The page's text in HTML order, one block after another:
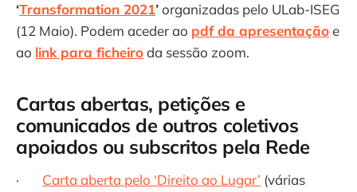
‘Transformation 2021’organizadas pelo ULab-ISEG
(12 Maio). Podem aceder ao pdf da apresentaçãoe
ao link para ficheiroda sessão zoom.
Cartas abertas, petições e
comunicados de outros coletivos
apoiados ou subscritos pela Rede
· Carta aberta pelo ‘Direito ao Lugar’ (várias